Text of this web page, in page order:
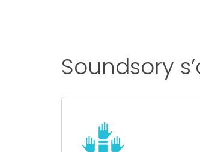
Soundsory